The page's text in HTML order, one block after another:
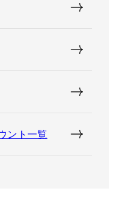
ント一覧